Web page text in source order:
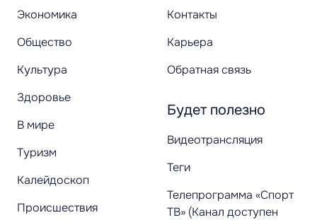
Экономика
Общество
Культура
Здоровье
В мире
Туризм
Калейдоскоп
Происшествия
Контакты
Карьера
Обратная связь
Будет полезно
Видеотрансляция
Теги
Телепрограмма «Спорт
ТВ» (Канал доступен